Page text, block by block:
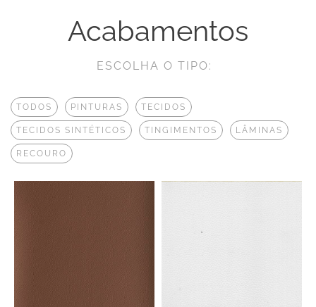
Acabamentos
ESCOLHA O TIPO:
TODOS PINTURAS TECIDOS
TECIDOS SINTÉTICOS TINGIMENTOS LÂMINAS
RECOURO